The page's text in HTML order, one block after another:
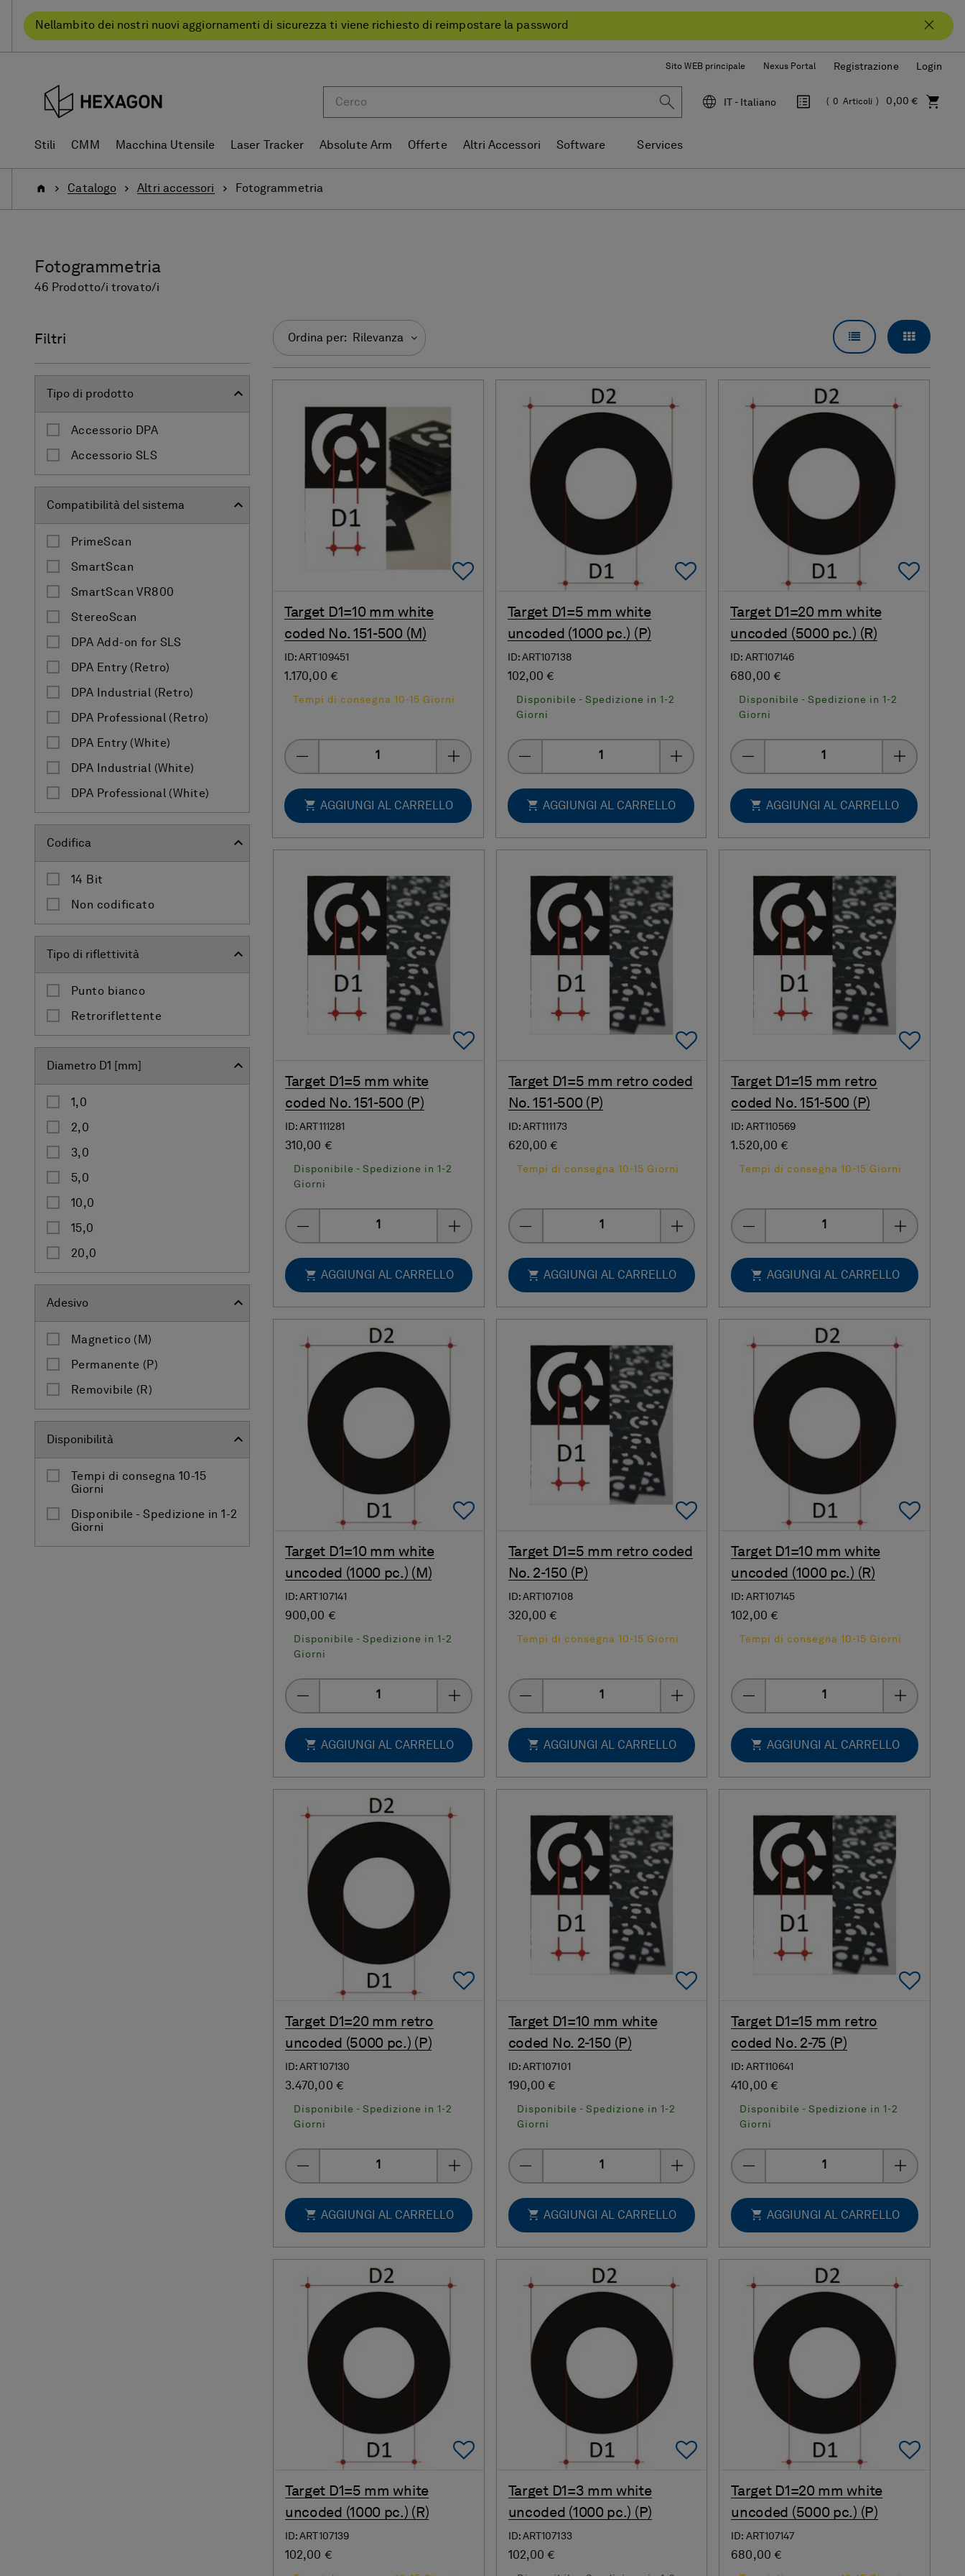
Nellambito dei nostri nuovi aggiornamenti di sicurezza ti viene richiesto di reimpostare la password
Sito WEB principale Nexus Portal Registrazione Login
IT - Italiano 0,00 €
0 Articoli
Stili CMM Macchina Utensile Laser Tracker Absolute Arm Offerte Altri Accessori Software Services
PaginaCatalogo Altri accessori Fotogrammetria
Fotogrammetria
46 Prodotto/i trovato/i
Filtri
Tipo di prodotto
Accessorio DPA
Accessorio SLS
Compatibilità del sistema
PrimeScan
SmartScan
SmartScan VR800
StereoScan
DPA Add-on for SLS
DPA Entry (Retro)
DPA Industrial (Retro)
DPA Professional (Retro)
DPA Entry (White)
DPA Industrial (White)
DPA Professional (White)
Codifica
14 Bit
Non codificato
Tipo di riflettività
Punto bianco
Retroriflettente
Diametro D1 [mm]
1,0
2,0
3,0
5,0
10,0
15,0
20,0
Adesivo
Magnetico (M)
Permanente (P)
Removibile (R)
Disponibilità
Tempi di consegna 10-15
Giorni
Disponibile - Spedizione in 1-2
Giorni
Ordina per: Rilevanza VISUALIZZAZIONE
Add To Favorites
Target D1=10 mm white
coded No. 151-500 (M)
ID: ART109451
1.170,00 €
Tempi di consegna 10-15 Giorni
AGGIUNGI AL CARRELLO
Add To Favorites
Target D1=5 mm white
uncoded (1000 pc.) (P)
ID: ART107138
102,00 €
Disponibile - Spedizione in 1-2
Giorni
AGGIUNGI AL CARRELLO
Add
Target D1=20 mm white
uncoded (5000 pc.) (R)
ID: ART107146
680,00 €
Disponibile - Spedizione in 1-2
Giorni
AGGIUNGI AL CARRELLO
Add To Favorites
Target D1=5 mm white
coded No. 151-500 (P)
ID: ART111281
310,00 €
Disponibile - Spedizione in 1-2
Giorni
AGGIUNGI AL CARRELLO
Add To Favorites
Target D1=5 mm retro coded
No. 151-500 (P)
ID: ART111173
620,00 €
Tempi di consegna 10-15 Giorni
AGGIUNGI AL CARRELLO
Add
Target D1=15 mm retro
coded No. 151-500 (P)
ID: ART110569
1.520,00 €
Tempi di consegna 10-15 Giorni
AGGIUNGI AL CARRELLO
Add To Favorites
Target D1=10 mm white
uncoded (1000 pc.) (M)
ID: ART107141
900,00 €
Disponibile - Spedizione in 1-2
Giorni
AGGIUNGI AL CARRELLO
Add To Favorites
Target D1=5 mm retro coded
No. 2-150 (P)
ID: ART107108
320,00 €
Tempi di consegna 10-15 Giorni
AGGIUNGI AL CARRELLO
Add
Target D1=10 mm white
uncoded (1000 pc.) (R)
ID: ART107145
102,00 €
Tempi di consegna 10-15 Giorni
AGGIUNGI AL CARRELLO
Add To Favorites
Target D1=20 mm retro
uncoded (5000 pc.) (P)
ID: ART107130
3.470,00 €
Disponibile - Spedizione in 1-2
Giorni
AGGIUNGI AL CARRELLO
Add To Favorites
Target D1=10 mm white
coded No. 2-150 (P)
ID: ART107101
190,00 €
Disponibile - Spedizione in 1-2
Giorni
AGGIUNGI AL CARRELLO
Add
Target D1=15 mm retro
coded No. 2-75 (P)
ID: ART110641
410,00 €
Disponibile - Spedizione in 1-2
Giorni
AGGIUNGI AL CARRELLO
Add To Favorites
Target D1=5 mm white
uncoded (1000 pc.) (R)
ID: ART107139
102,00 €
Add To Favorites
Target D1=3 mm white
uncoded (1000 pc.) (P)
ID: ART107133
102,00 €
Add
Target D1=20 mm white
uncoded (5000 pc.) (P)
ID: ART107147
680,00 €